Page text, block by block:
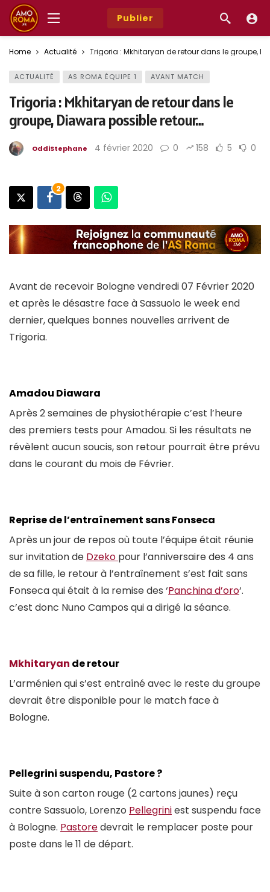
Publier
Home Actualité Trigoria : Mkhitaryan de retour dans le groupe,
ACTUALITÉ AS ROMA ÉQUIPE 1 AVANT MATCH
Trigoria : Mkhitaryan de retour dans le
groupe, Diawara possible retour…
OddiStephane 4 février 2020 0 158 5 0
2
Avant de recevoir Bologne vendredi 07 Février 2020
et après le désastre face à Sassuolo le week end
dernier, quelques bonnes nouvelles arrivent de
Trigoria.
Amadou Diawara
Après 2 semaines de physiothérapie c’est l’heure
des premiers tests pour Amadou. Si les résultats ne
révèlent aucun soucis, son retour pourrait être prévu
dans le courant du mois de Février.
Reprise de l’entraînement sans Fonseca
Après un jour de repos où toute l’équipe était réunie
sur invitation de Dzeko pour l’anniversaire des 4 ans
de sa fille, le retour à l’entraînement s’est fait sans
Fonseca qui était à la remise des ‘Panchina d’oro‘.
c’est donc Nuno Campos qui a dirigé la séance.
Mkhitaryan de retour
L’arménien qui s’est entraîné avec le reste du groupe
devrait être disponible pour le match face à
Bologne.
Pellegrini suspendu, Pastore ?
Suite à son carton rouge (2 cartons jaunes) reçu
contre Sassuolo, Lorenzo Pellegriniest suspendu face
à Bologne. Pastoredevrait le remplacer poste pour
poste dans le 11 de départ.